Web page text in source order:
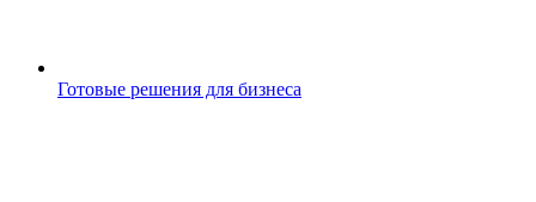
Готовые решения для бизнеса